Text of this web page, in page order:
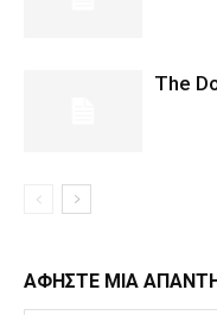
The
ΑΦΗΣΤΕ ΜΙΑ